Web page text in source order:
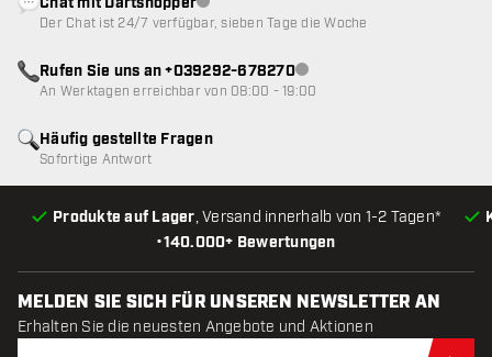
•140.000+ Bewertungen
Produkte auf Lager, Versand innerhalb von 1-2 Tagen*
Häufig gestellte Fragen
Sofortige Antwort
Kundenservice nicht verfügbar
Der Chat ist 24/7 verfügbar, sieben Tage die Woche
Rufen Sie uns an +039292-678270Kundenservice nicht
An Werktagen erreichbar von 08:00 - 19:00
MELDEN SIE SICH FÜR UNSEREN NEWSLETTER AN
Erhalten Sie die neuesten Angebote und Aktionen